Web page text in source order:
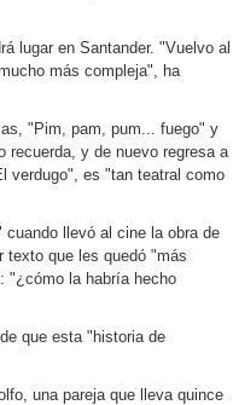
lugar en Santander. "Vuelvo al
más compleja", ha
"Pim, pam, pum... fuego" y
recuerda, y de nuevo regresa a
verdugo", es "tan teatral como
llevó al cine la obra de
texto que les quedó "más
"¿cómo la habría hecho
que esta "historia de
una pareja que lleva quince